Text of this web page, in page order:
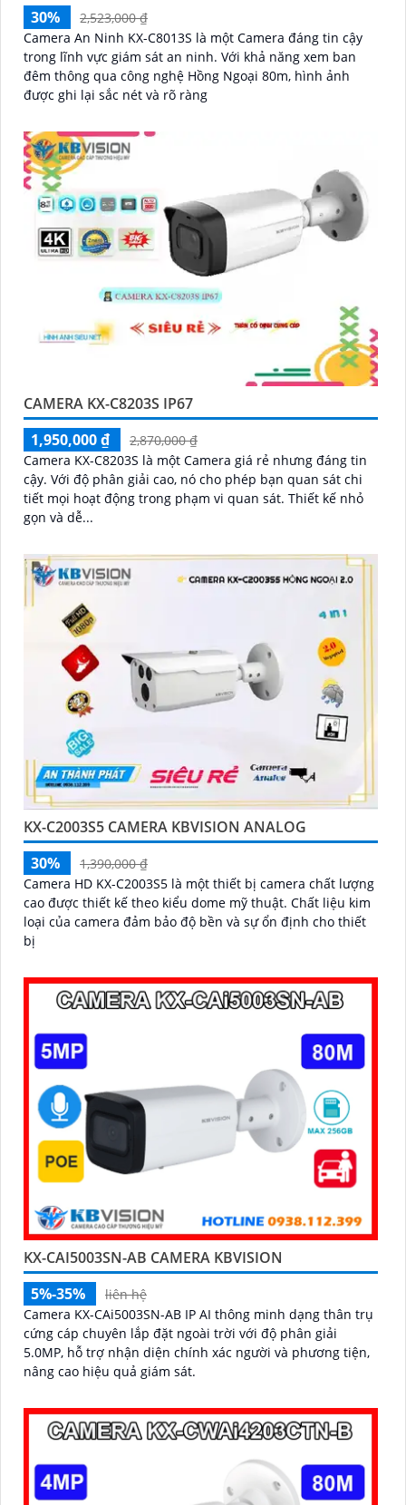
30%
2,523,000 ₫
Camera An Ninh KX-C8013S là một Camera đáng tin cậy
trong lĩnh vực giám sát an ninh. Với khả năng xem ban
đêm thông qua công nghệ Hồng Ngoại 80m, hình ảnh
được ghi lại sắc nét và rõ ràng
CAMERA KX-C8203S IP67
1,950,000 ₫
2,870,000 ₫
Camera KX-C8203S là một Camera giá rẻ nhưng đáng tin
cậy. Với độ phân giải cao, nó cho phép bạn quan sát chi
tiết mọi hoạt động trong phạm vi quan sát. Thiết kế nhỏ
gọn và dễ...
KX-C2003S5 CAMERA KBVISION ANALOG
30%
1,390,000 ₫
Camera HD KX-C2003S5 là một thiết bị camera chất lượng
cao được thiết kế theo kiểu dome mỹ thuật. Chất liệu kim
loại của camera đảm bảo độ bền và sự ổn định cho thiết
bị
KX-CAI5003SN-AB CAMERA KBVISION
5%-35%
liên hệ
Camera KX-CAi5003SN-AB IP AI thông minh dạng thân trụ
cứng cáp chuyên lắp đặt ngoài trời với độ phân giải
5.0MP, hỗ trợ nhận diện chính xác người và phương tiện,
nâng cao hiệu quả giám sát.